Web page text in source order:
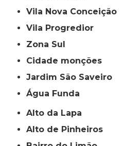
Vila Nova Conceição
Vila Progredior
Zona Sul
cidade monções
jardim São Saveiro
Água Funda
Alto da Lapa
Alto de Pinheiros